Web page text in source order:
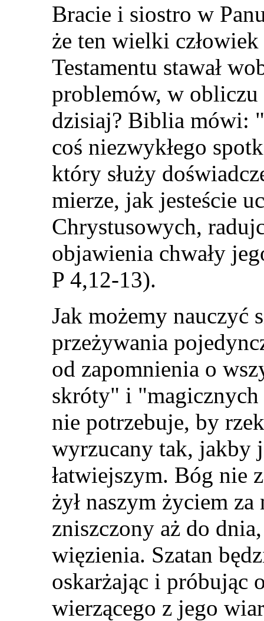
Bracie i siostro w
że ten wielki
Testamentu stawał
problemów, w
dzisiaj? Biblia mówi: "
coś niezwykłego
który służy
mierze, jak jesteście
Chrystusowych, raduj
objawienia chwały
P 4,12-13).
Jak możemy nauczyć
przeżywania
od zapomnienia o
skróty" i "
nie potrzebuje, by
wyrzucany tak, jakby
łatwiejszym. Bóg nie
żył naszym życiem
zniszczony aż do
więzienia. Szatan
oskarżając i próbując
wierzącego z jego